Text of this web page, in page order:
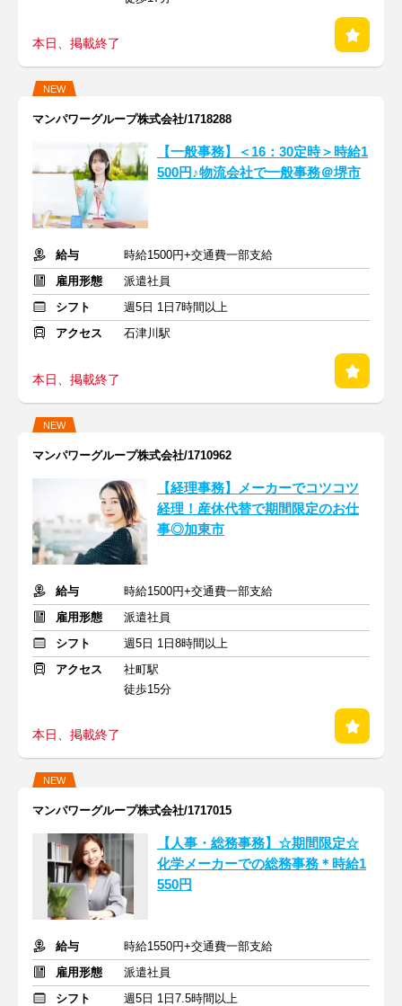
本日、掲載終了
NEW
マンパワーグループ株式会社/1718288
【一般事務】＜16：30定時＞時給1
500円♪物流会社で一般事務＠堺市
給与
時給1500円+交通費一部支給
雇用形態
派遣社員
シフト
週5日 1日7時間以上
アクセス
石津川駅
本日、掲載終了
NEW
マンパワーグループ株式会社/1710962
【経理事務】メーカーでコツコツ
経理！産休代替で期間限定のお仕
事◎加東市
給与
時給1500円+交通費一部支給
雇用形態
派遣社員
シフト
週5日 1日8時間以上
アクセス
社町駅
徒歩15分
本日、掲載終了
NEW
マンパワーグループ株式会社/1717015
【人事・総務事務】☆期間限定☆
化学メーカーでの総務事務＊時給1
550円
給与
時給1550円+交通費一部支給
雇用形態
派遣社員
シフト
週5日 1日7.5時間以上